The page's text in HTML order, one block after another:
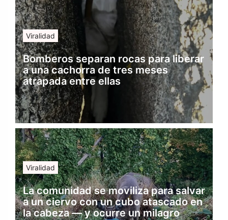
Viralidad
Bomberos separan rocas para liberar
a una cachorra de tres meses
atrapada entre ellas
Viralidad
La comunidad se moviliza para salvar
a un ciervo con un cubo atascado en
la cabeza — y ocurre un milagro